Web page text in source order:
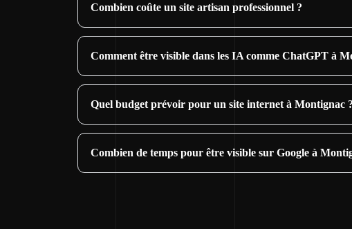
Combien coûte un site artisan professionnel ?
Comment être visible dans les IA comme ChatGPT à
Quel budget prévoir pour un site internet à Montignac ?
Combien de temps pour être visible sur Google à